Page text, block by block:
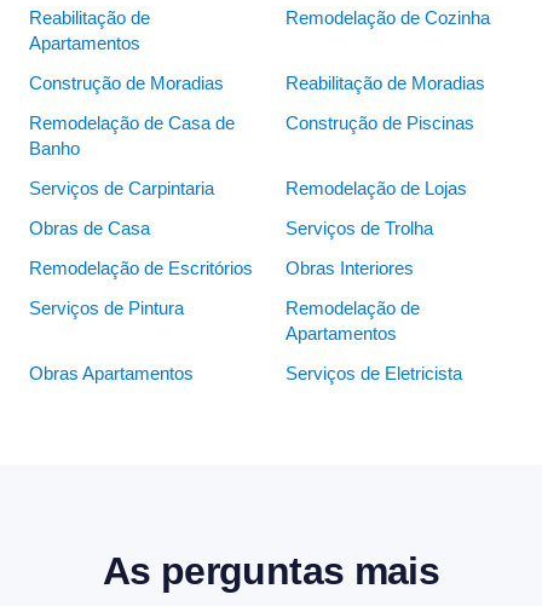
Reabilitação de
Apartamentos
Remodelação de Cozinha
Construção de Moradias Reabilitação de Moradias
Remodelação de Casa de
Banho
Construção de Piscinas
Serviços de Carpintaria Remodelação de Lojas
Obras de Casa Serviços de Trolha
Remodelação de Escritórios Obras Interiores
Serviços de Pintura
Remodelação de
Apartamentos
Obras Apartamentos Serviços de Eletricista
As perguntas mais